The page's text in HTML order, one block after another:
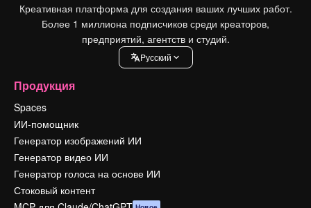
Креативная платформа для создания ваших лучших работ.
Более 1 миллиона подписчиков среди креаторов,
предприятий, агентств и студий.
Pусский
Продукция
Spaces
ИИ-помощник
Генератор изображений ИИ
Генератор видео ИИ
Генератор голоса на основе ИИ
Стоковый контент